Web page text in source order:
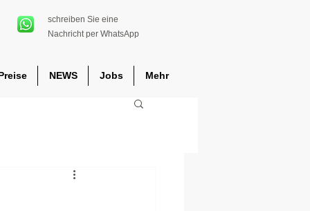
schreiben Sie eine
Nachricht per WhatsApp
NEWS Jobs Mehr